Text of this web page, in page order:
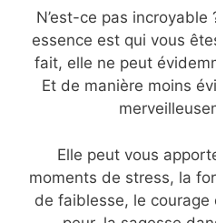
N’est-ce pas
essence est qui vous
fait, elle ne peut
Et de manière moins
Elle peut vous
moments de stress, la
de faiblesse, le